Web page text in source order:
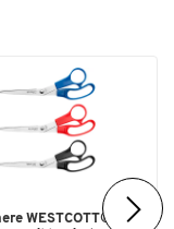
WESTCOTT® 200